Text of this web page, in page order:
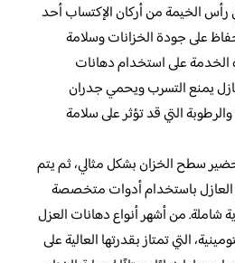
رأس الخيمة من أركان الإكتساب أحد
على جودة الخزانات وسلامة
الخدمة على استخدام دهانات
يمنع التسرب ويحمي جدران
التي قد تؤثر على سلامة
سطح الخزان بشكل مثالي، ثم يتم
باستخدام أدوات متخصصة
شاملة. من أشهر أنواع دهانات العزل
التي تمتاز بقدرتها العالية على